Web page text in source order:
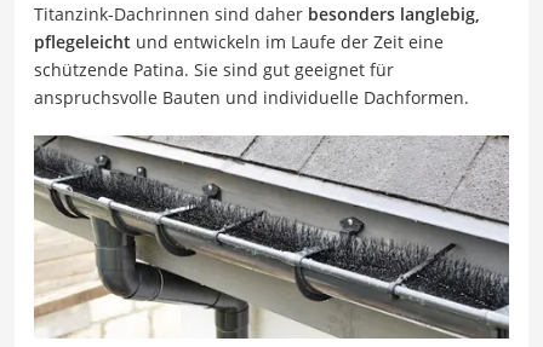
Titanzink-Dachrinnen sind daher besonders langlebig,
pflegeleicht und entwickeln im Laufe der Zeit eine
schützende Patina. Sie sind gut geeignet für
anspruchsvolle Bauten und individuelle Dachformen.